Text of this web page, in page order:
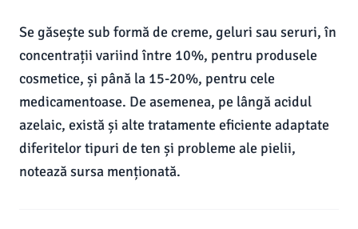
Se găsește sub formă de creme, geluri sau seruri, în
concentrații variind între 10%, pentru produsele
cosmetice, și până la 15-20%, pentru cele
medicamentoase. De asemenea, pe lângă acidul
azelaic, există și alte tratamente eficiente adaptate
diferitelor tipuri de ten și probleme ale pielii,
notează sursa menționată.